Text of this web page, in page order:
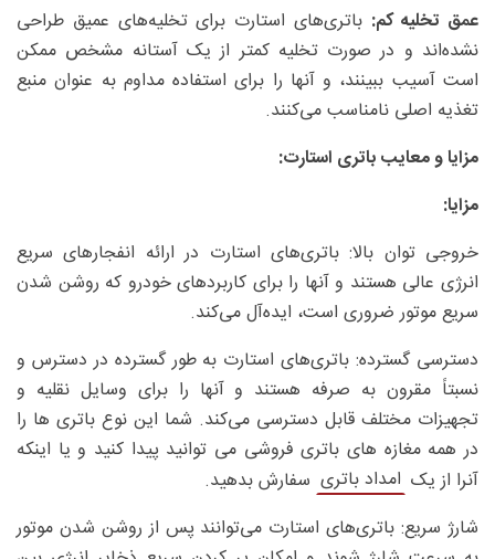
عمق تخلیه کم: باتری‌های استارت برای تخلیه‌های عمیق طراحی
نشده‌اند و در صورت تخلیه کمتر از یک آستانه مشخص ممکن
است آسیب ببینند، و آنها را برای استفاده مداوم به عنوان منبع
تغذیه اصلی نامناسب می‌کنند.
مزایا و معایب باتری استارت:
مزایا:
خروجی توان بالا: باتری‌های استارت در ارائه انفجارهای سریع
انرژی عالی هستند و آنها را برای کاربردهای خودرو که روشن شدن
سریع موتور ضروری است، ایده‌آل می‌کند.
دسترسی گسترده: باتری‌های استارت به طور گسترده در دسترس و
نسبتاً مقرون به صرفه هستند و آنها را برای وسایل نقلیه و
تجهیزات مختلف قابل دسترسی می‌کند. شما این نوع باتری ها را
در همه مغازه های باتری فروشی می توانید پیدا کنید و یا اینکه
آنرا از یک امداد باتری سفارش بدهید.
شارژ سریع: باتری‌های استارت می‌توانند پس از روشن شدن موتور